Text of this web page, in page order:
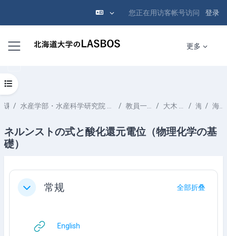
您正在用访客帐号访问 登录
停靠面板 更多
课程 水産学部・水産科学研究院 School of Fisheries Sciences & Faculty of Fisheries Sciences 教員一覧 List of Professors 大木 淳之 OOKI Atsushi 海洋化学 海洋の堆積物
ネルンストの式と酸化還元電位（物理化学の基
礎）
打开课程索引
章节大纲
折叠 常规 全部折叠
English